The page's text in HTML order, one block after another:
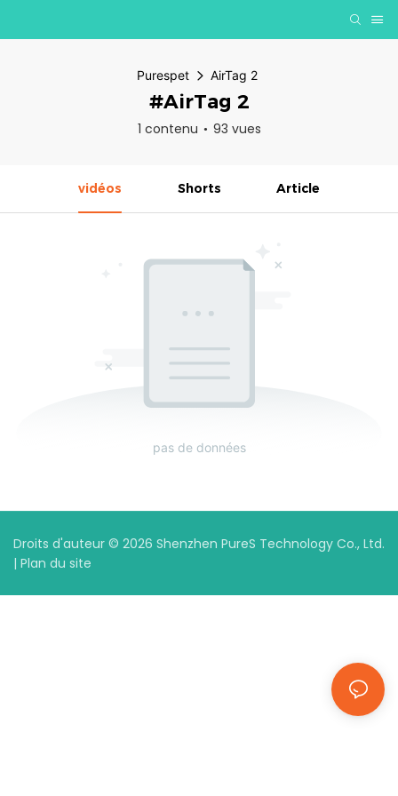
Purespet AirTag 2
#AirTag 2
1 contenu 93 vues
vidéos Shorts Article
pas de données
Droits d'auteur © 2026 Shenzhen PureS Technology Co., Ltd.
| Plan du site